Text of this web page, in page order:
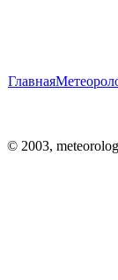
Главная
© 2003,